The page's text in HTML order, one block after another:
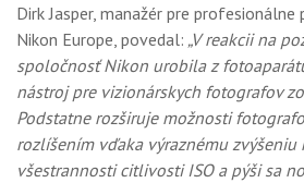
Dirk Jasper, manažér pre
Nikon Europe, povedal: „V reakcii na
spoločnosť Nikon urobila z
nástroj pre vizionárskych fotografov
Podstatne rozširuje možnosti
rozlíšením vďaka výraznému zvýšeniu
všestrannosti citlivosti ISO a pýši sa